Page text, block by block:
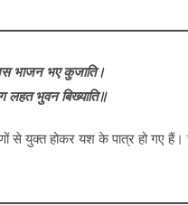
भाजन भए कुजाति।
भुवन बिख्याति॥
युक्त होकर यश के पात्र हो गए हैं।